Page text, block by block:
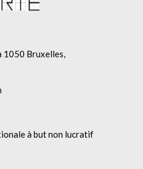
1050 Bruxelles,
à but non lucratif